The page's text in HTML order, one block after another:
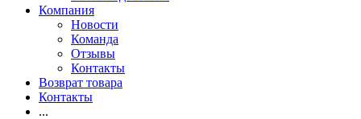
Компания
Новости
Команда
Отзывы
Контакты
Возврат товара
Контакты
...